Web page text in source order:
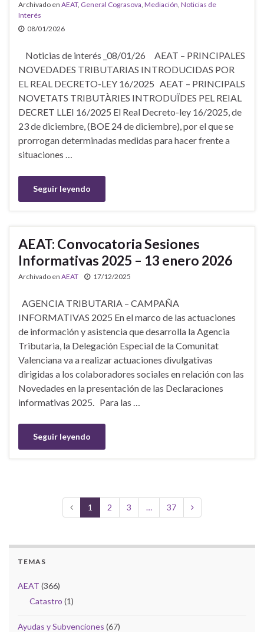
Archivado en AEAT, General Cograsova Mediación Noticias de
Interés
08/01/2026
Noticias de interés _08/01/26 AEAT – PRINCIPALES
NOVEDADES TRIBUTARIAS INTRODUCIDAS POR
EL REAL DECRETO-LEY 16/2025 AEAT – PRINCIPALS
NOVETATS TRIBUTÀRIES INTRODUÏDES PEL REIAL
DECRET LLEI 16/2025 El Real Decreto-ley 16/2025, de
23 de diciembre, (BOE 24 de diciembre), por el que se
prorrogan determinadas medidas para hacer frente a
situaciones …
Seguir leyendo
AEAT: Convocatoria Sesiones
Informativas 2025 – 13 enero 2026
Archivado en AEAT 17/12/2025
AGENCIA TRIBUTARIA – CAMPAÑA
INFORMATIVAS 2025 En el marco de las actuaciones
de información y asistencia que desarrolla la Agencia
Tributaria, la Delegación Especial de la Comunitat
Valenciana va a realizar actuaciones divulgativas
dirigidas a los colaboradores sociales en relación con las
Novedades en la presentación de las Declaraciones
informativas 2025. Para las …
Seguir leyendo
1 2 3 … 37
TEMAS
AEAT (366)
Catastro (1)
Ayudas y Subvenciones (67)